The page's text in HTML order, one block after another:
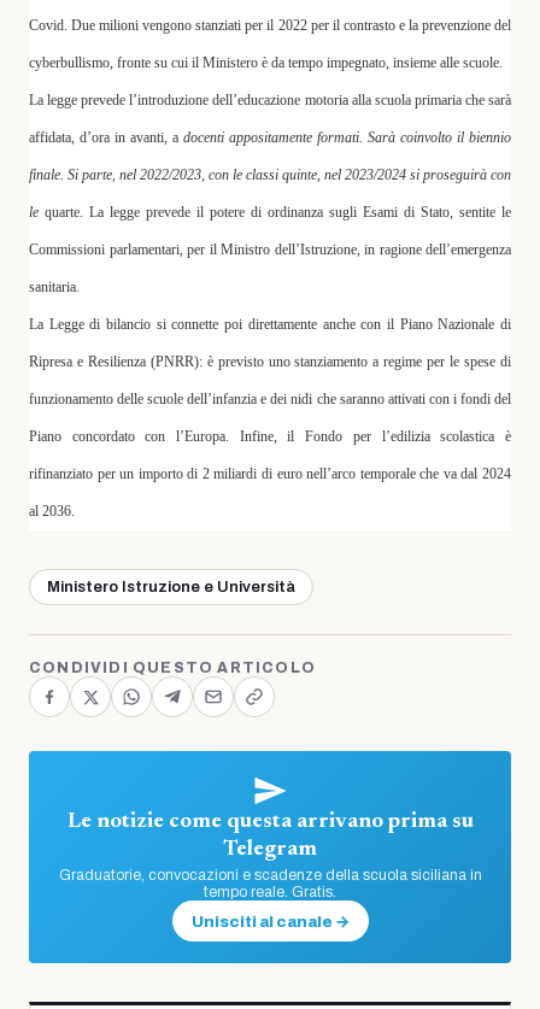
Covid.Due milioni vengono stanziati per il 2022 per il contrasto e la prevenzione del
cyberbullismo, fronte su cui il Ministero è da tempo impegnato, insieme alle scuole.
La legge prevedel’introduzione dell’educazione motoria alla scuola primariache sarà
affidata, d’ora in avanti, a docenti appositamente formati. Sarà coinvolto il biennio
finale. Si parte, nel 2022/2023, con le classi quinte, nel 2023/2024 si proseguirà con
le quarte. La legge prevede il potere di ordinanza sugli Esami di Stato, sentite le
Commissioni parlamentari, per il Ministro dell’Istruzione, in ragione dell’emergenza
sanitaria.
La Legge di bilancio si connette poi direttamente anche con il Piano Nazionale di
Ripresa e Resilienza (PNRR): è previsto uno stanziamento a regime per le spese di
funzionamento delle scuole dell’infanzia e dei nidi che saranno attivati con i fondi del
Piano concordato con l’Europa. Infine, il Fondo per l’edilizia scolastica è
rifinanziato per un importo di 2 miliardi di euro nell’arco temporale che va dal 2024
al 2036.
Ministero Istruzione e Università
CONDIVIDI QUESTO ARTICOLO
Le notizie come questa arrivano prima su
Telegram
Graduatorie, convocazioni e scadenze della scuola siciliana in
tempo reale. Gratis.
Unisciti al canale →